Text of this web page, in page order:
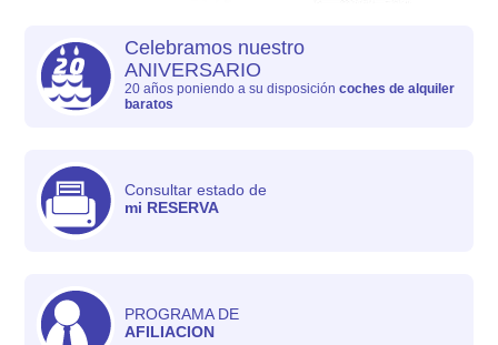
Celebramos nuestro
ANIVERSARIO
20 años poniendo a su disposicióncoches de alquiler
baratos
Consultar estado de
mi RESERVA
PROGRAMA DE
AFILIACION